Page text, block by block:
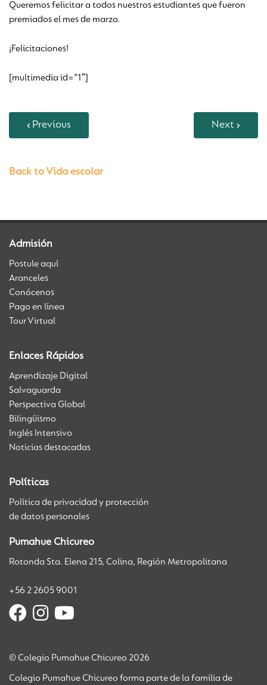
Queremos felicitar a todos nuestros estudiantes que fueron
premiados el mes de marzo.
¡Felicitaciones!
[multimedia id=”1″]
Previous Next
Back to Vida escolar
Admisión
Postule aquí
Aranceles
Conócenos
Pago en línea
Tour Virtual
Enlaces Rápidos
Aprendizaje Digital
Salvaguarda
Perspectiva Global
Bilingüismo
Inglés Intensivo
Noticias destacadas
Políticas
Política de privacidad y protección
de datos personales
Pumahue Chicureo
Rotonda Sta. Elena 215, Colina, Región Metropolitana
+56 2 2605 9001
© Colegio Pumahue Chicureo 2026
Colegio Pumahue Chicureo forma parte de la familia de